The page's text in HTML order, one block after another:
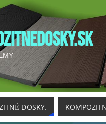
DOSKY.